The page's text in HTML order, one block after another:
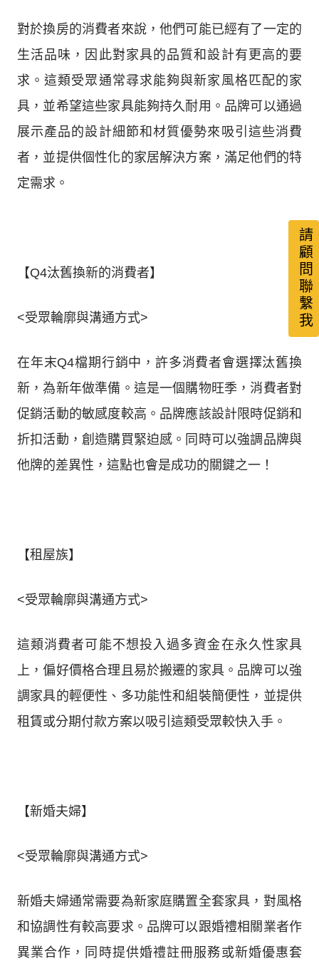
對於換房的消費者來說，他們可能已經有了一定的
生活品味，因此對家具的品質和設計有更高的要
求。這類受眾通常尋求能夠與新家風格匹配的家
具，並希望這些家具能夠持久耐用。品牌可以通過
展示產品的設計細節和材質優勢來吸引這些消費
者，並提供個性化的家居解決方案，滿足他們的特
定需求。
【Q4汰舊換新的消費者】
<受眾輪廓與溝通方式>
在年末Q4檔期行銷中，許多消費者會選擇汰舊換
新，為新年做準備。這是一個購物旺季，消費者對
促銷活動的敏感度較高。品牌應該設計限時促銷和
折扣活動，創造購買緊迫感。同時可以強調品牌與
他牌的差異性，這點也會是成功的關鍵之一！
【租屋族】
<受眾輪廓與溝通方式>
這類消費者可能不想投入過多資金在永久性家具
上，偏好價格合理且易於搬遷的家具。品牌可以強
調家具的輕便性、多功能性和組裝簡便性，並提供
租賃或分期付款方案以吸引這類受眾較快入手。
【新婚夫婦】
<受眾輪廓與溝通方式>
新婚夫婦通常需要為新家庭購置全套家具，對風格
和協調性有較高要求。品牌可以跟婚禮相關業者作
異業合作，同時提供婚禮註冊服務或新婚優惠套
請顧問聯繫我